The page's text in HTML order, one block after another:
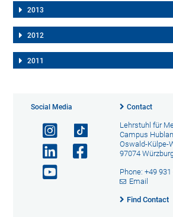
2013
2012
2011
Social Media Contact
Lehrstuhl für
Campus
Oswald-Külpe-
97074
Phone: +49
Email
Find Contact